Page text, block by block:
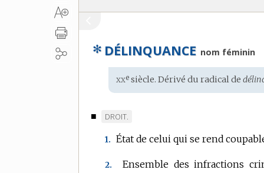
✻ DÉLINQUANCE nom féminin
Étymologie
:
xxe siècle. Dérivé du radical de
■
MARQUE
DOMAINE
:
DROIT.
1. État de celui qui se rend
2.
Ensemble des infractions